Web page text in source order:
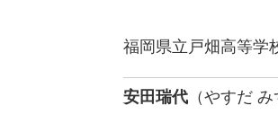
福岡県立戸畑高等学
安田瑞代 （やすだ み